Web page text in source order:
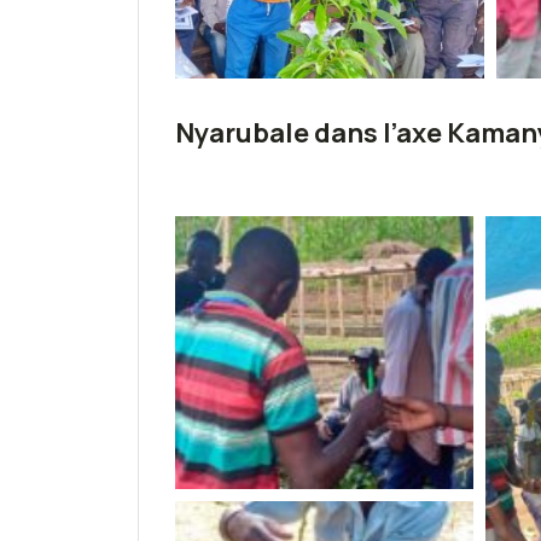
Nyarubale dans l’axe